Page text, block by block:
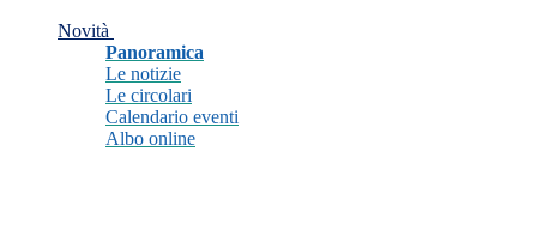
Novità
Panoramica
Le notizie
Le circolari
Calendario eventi
Albo online